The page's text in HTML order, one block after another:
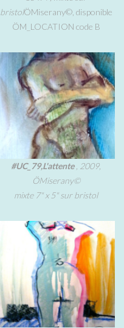
bristolÖMiserany©, disponible
ÖM_LOCATION code B
#UC_79,L'attente , 2009,
ÖMiserany©
mixte 7" x 5" sur bristol